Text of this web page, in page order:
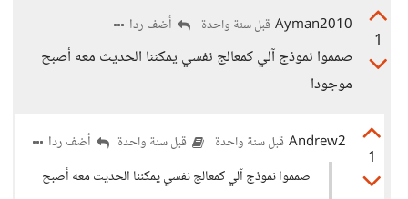
1
Ayman2010 قبل سنة واحدة أضف ردا
صمموا نموذج آلي كمعالج نفسي يمكننا الحديث معه أصبح
موجودا
1
Andrew2 قبل سنة واحدة قبل سنة واحدة
أضف ردا
صمموا نموذج آلي كمعالج نفسي يمكننا الحديث معه أصبح